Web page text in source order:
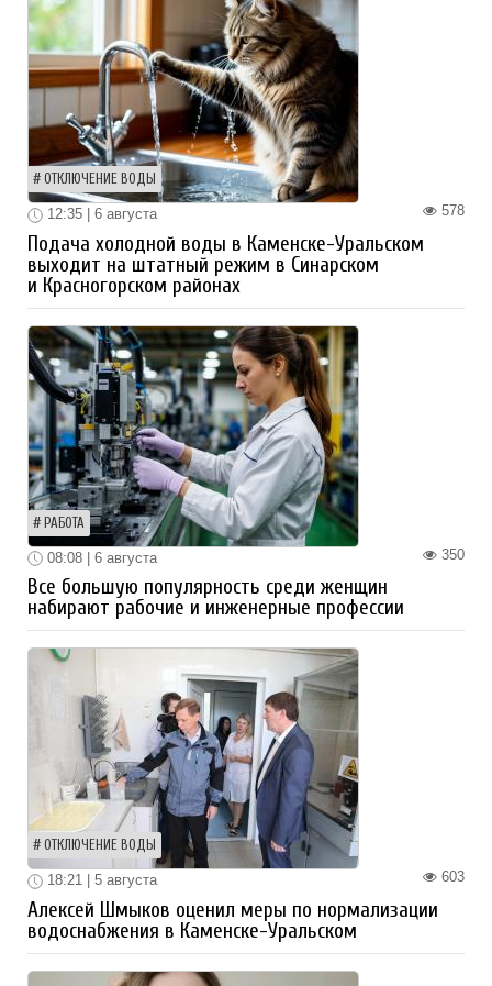
ОТКЛЮЧЕНИЕ ВОДЫ
578
12:35 | 6 августа
Подача холодной воды в Каменске-Уральском
выходит на штатный режим в Синарском
и Красногорском районах
РАБОТА
350
08:08 | 6 августа
Все большую популярность среди женщин
набирают рабочие и инженерные профессии
ОТКЛЮЧЕНИЕ ВОДЫ
603
18:21 | 5 августа
Алексей Шмыков оценил меры по нормализации
водоснабжения в Каменске-Уральском